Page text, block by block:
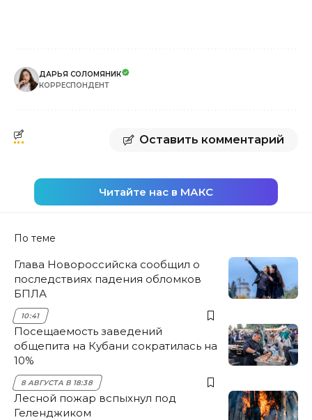
ДАРЬЯ СОЛОМЯНИК
КОРРЕСПОНДЕНТ
Оставить комментарий
Читайте нас в МАКС
По теме
Глава Новороссийска сообщил о
последствиях падения обломков
БПЛА
10:41
Посещаемость заведений
общепита на Кубани сократилась на
10%
8 АВГУСТА В 18:38
Лесной пожар вспыхнул под
Геленджиком